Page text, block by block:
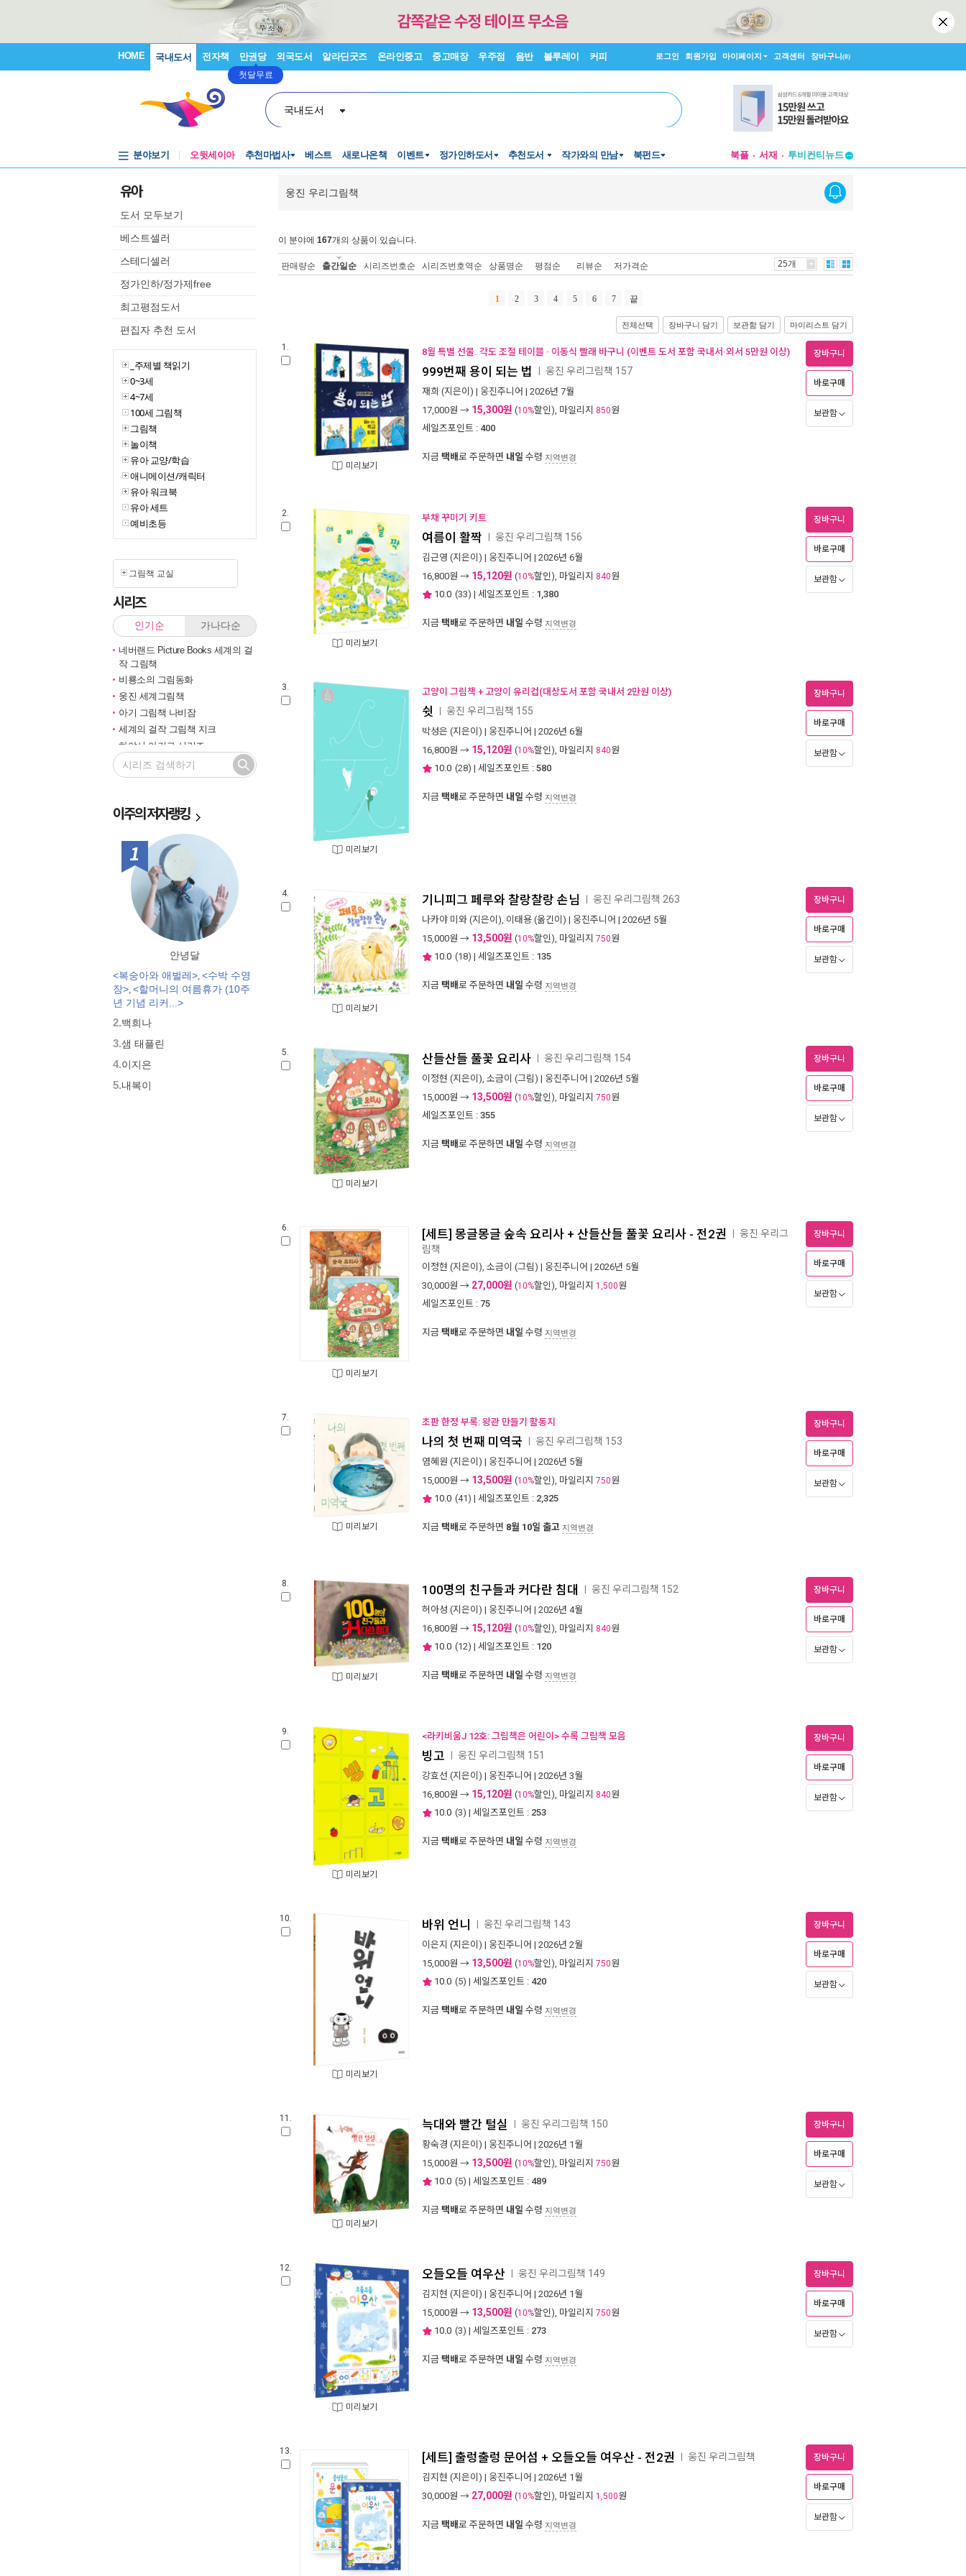
HOME 국내도서 전자책 만권당
첫달무료
외국도서 알라딘굿즈 온라인중고 중고매장 우주점 음반 블루레이 커피 로그인 회원가입 마이페이지 고객센터 장바구니(0)
국내도서
분야보기 오뒷세이아 추천마법사 베스트 새로나온책 이벤트 정가인하도서 추천도서 작가와의 만남 북펀드 북플 서재
투비컨티뉴드
창작플랫폼
투비컨티뉴드
유아
도서 모두보기
베스트셀러
스테디셀러
정가인하/정가제free
최고평점도서
편집자 추천 도서
_주제별 책읽기
0~3세
4~7세
100세 그림책
그림책
놀이책
유아 교양/학습
애니메이션/캐릭터
유아 워크북
유아 세트
예비초등
그림책 교실
시리즈
인기순 가나다순
네버랜드 Picture Books 세계의 걸
작 그림책
비룡소의 그림동화
웅진 세계그림책
아기 그림책 나비잠
세계의 걸작 그림책 지크
하야시 아키코 시리즈
길벗 기적의 학습법
마루벌의 좋은 그림책
민들레 그림책
비룡소 창작그림책
전통문화 그림책 솔거나라
베틀북 그림책
그림책은 내 친구
미래그림책
비룡소 전래동화
도토리 계절 그림책
옛이야기 그림책 까치호랑이
모두가 친구
벨 이마주
네버랜드 우리 걸작 그림책
비룡소 아기 그림책
세밀화로 그린 보리 아기그림책
붙여도 붙여도 스티커왕
국시꼬랭이 동네
이주의저자랭킹
1위
안녕달
<복숭아와 애벌레>, <수박 수영
장>, <할머니의 여름휴가 (10주
년 기념 리커...>
2.백희나
3.샘 태플린
4.이지은
5.내복이
웅진 우리그림책
이 분야에 167개의 상품이 있습니다.
판매량순 출간일순 시리즈번호순 시리즈번호역순 상품명순 평점순 리뷰순 저가격순 25개
1 2 3 4 5 6 7 끝
전체선택 장바구니 담기 보관함 담기 마이리스트 담기
1.
미리보기
8월 특별 선물. 각도 조절 테이블 · 이동식 빨래 바구니 (이벤트 도서 포함 국내서·외서 5만원 이상)
999번째 용이 되는 법 웅진 우리그림책 157
재희 (지은이) | 웅진주니어 | 2026년 7월
17,000원 → 15,300원 (10%할인), 마일리지 850원
세일즈포인트 : 400
지금 택배로 주문하면 내일 수령 지역변경
장바구니
바로구매
보관함
2.
미리보기
부채 꾸미기 키트
여름이 활짝 웅진 우리그림책 156
김근영 (지은이) | 웅진주니어 | 2026년 6월
16,800원 → 15,120원 (10%할인), 마일리지 840원
10.0 (33) | 세일즈포인트 : 1,380
지금 택배로 주문하면 내일 수령 지역변경
장바구니
바로구매
보관함
3.
미리보기
고양이 그림책 + 고양이 유리컵(대상도서 포함 국내서 2만원 이상)
쉿 웅진 우리그림책 155
박성은 (지은이) | 웅진주니어 | 2026년 6월
16,800원 → 15,120원 (10%할인), 마일리지 840원
10.0 (28) | 세일즈포인트 : 580
지금 택배로 주문하면 내일 수령 지역변경
장바구니
바로구매
보관함
4.
미리보기
기니피그 페루와 찰랑찰랑 손님 웅진 우리그림책 263
나카야 미와 (지은이), 이태용 (옮긴이) | 웅진주니어 | 2026년 5월
15,000원 → 13,500원 (10%할인), 마일리지 750원
10.0 (18) | 세일즈포인트 : 135
지금 택배로 주문하면 내일 수령 지역변경
장바구니
바로구매
보관함
5.
미리보기
산들산들 풀꽃 요리사 웅진 우리그림책 154
이정현 (지은이), 소금이 (그림) | 웅진주니어 | 2026년 5월
15,000원 → 13,500원 (10%할인), 마일리지 750원
세일즈포인트 : 355
지금 택배로 주문하면 내일 수령 지역변경
장바구니
바로구매
보관함
6.
미리보기
[세트] 몽글몽글 숲속 요리사 + 산들산들 풀꽃 요리사 - 전2권 웅진 우리그
림책
이정현 (지은이), 소금이 (그림) | 웅진주니어 | 2026년 5월
30,000원 → 27,000원 (10%할인), 마일리지 1,500원
세일즈포인트 : 75
지금 택배로 주문하면 내일 수령 지역변경
장바구니
바로구매
보관함
7.
미리보기
초판 한정 부록: 왕관 만들기 활동지
나의 첫 번째 미역국 웅진 우리그림책 153
염혜원 (지은이) | 웅진주니어 | 2026년 5월
15,000원 → 13,500원 (10%할인), 마일리지 750원
10.0 (41) | 세일즈포인트 : 2,325
지금 택배로 주문하면 8월 10일 출고 지역변경
장바구니
바로구매
보관함
8.
미리보기
100명의 친구들과 커다란 침대 웅진 우리그림책 152
허아성 (지은이) | 웅진주니어 | 2026년 4월
16,800원 → 15,120원 (10%할인), 마일리지 840원
10.0 (12) | 세일즈포인트 : 120
지금 택배로 주문하면 내일 수령 지역변경
장바구니
바로구매
보관함
9.
미리보기
<라키비움J 12호: 그림책은 어린이> 수록 그림책 모음
빙고 웅진 우리그림책 151
강효선 (지은이) | 웅진주니어 | 2026년 3월
16,800원 → 15,120원 (10%할인), 마일리지 840원
10.0 (3) | 세일즈포인트 : 253
지금 택배로 주문하면 내일 수령 지역변경
장바구니
바로구매
보관함
10.
미리보기
바위 언니 웅진 우리그림책 143
이은지 (지은이) | 웅진주니어 | 2026년 2월
15,000원 → 13,500원 (10%할인), 마일리지 750원
10.0 (5) | 세일즈포인트 : 420
지금 택배로 주문하면 내일 수령 지역변경
장바구니
바로구매
보관함
11.
미리보기
늑대와 빨간 털실 웅진 우리그림책 150
황숙경 (지은이) | 웅진주니어 | 2026년 1월
15,000원 → 13,500원 (10%할인), 마일리지 750원
10.0 (5) | 세일즈포인트 : 489
지금 택배로 주문하면 내일 수령 지역변경
장바구니
바로구매
보관함
12.
미리보기
오들오들 여우산 웅진 우리그림책 149
김지현 (지은이) | 웅진주니어 | 2026년 1월
15,000원 → 13,500원 (10%할인), 마일리지 750원
10.0 (3) | 세일즈포인트 : 273
지금 택배로 주문하면 내일 수령 지역변경
장바구니
바로구매
보관함
13. [세트] 출렁출렁 문어섬 + 오들오들 여우산 - 전2권 웅진 우리그림책
김지현 (지은이) | 웅진주니어 | 2026년 1월
30,000원 → 27,000원 (10%할인), 마일리지 1,500원
지금 택배로 주문하면 내일 수령 지역변경
장바구니
바로구매
보관함